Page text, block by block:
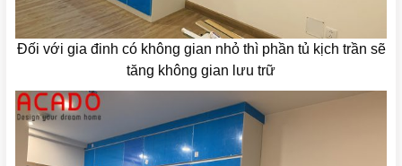
Đối với gia đinh có không gian nhỏ thì phần tủ kịch trần sẽ
tăng không gian lưu trữ